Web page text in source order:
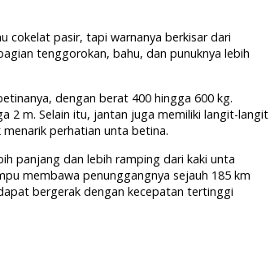
cokelat pasir, tapi warnanya berkisar dari
tenggorokan, bahu, dan punuknya lebih
dengan berat 400 hingga 600 kg.
2 m. Selain itu, jantan juga memiliki langit-langit
perhatian unta betina.
panjang dan lebih ramping dari kaki unta
membawa penunggangnya sejauh 185 km
bergerak dengan kecepatan tertinggi